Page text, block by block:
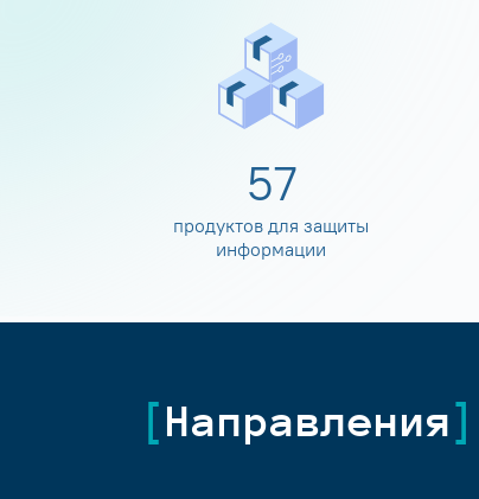
60
продуктов для защиты
информации
Направления